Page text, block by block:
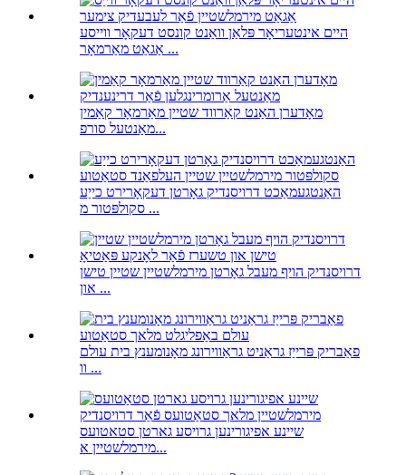
היים אינטעריאָר פּלאַן וואַנט קונסט דעקאָר ווייסע
אַגאַט מאַרמאָר ...
מאָדערן האַנט קאַרווד שטיין מאַרמאָר קאַמין
מאַנטעל סורפ...
האַנטגעמאַכט דרויסנדיק גאָרטן דעקאָרירט כייַע
סקולפּטור מ ...
דרויסנדיק הויף מעבל גאָרטן מירמלשטיין שטיין טישן
און ...
פאַבריק פּרייַז גראַניט גראַווירונג מאָנומענץ בית עולם
וו ...
שיינע אפיגורינען גרויסע גארטן סטאטועס
מירמלשטיין א...